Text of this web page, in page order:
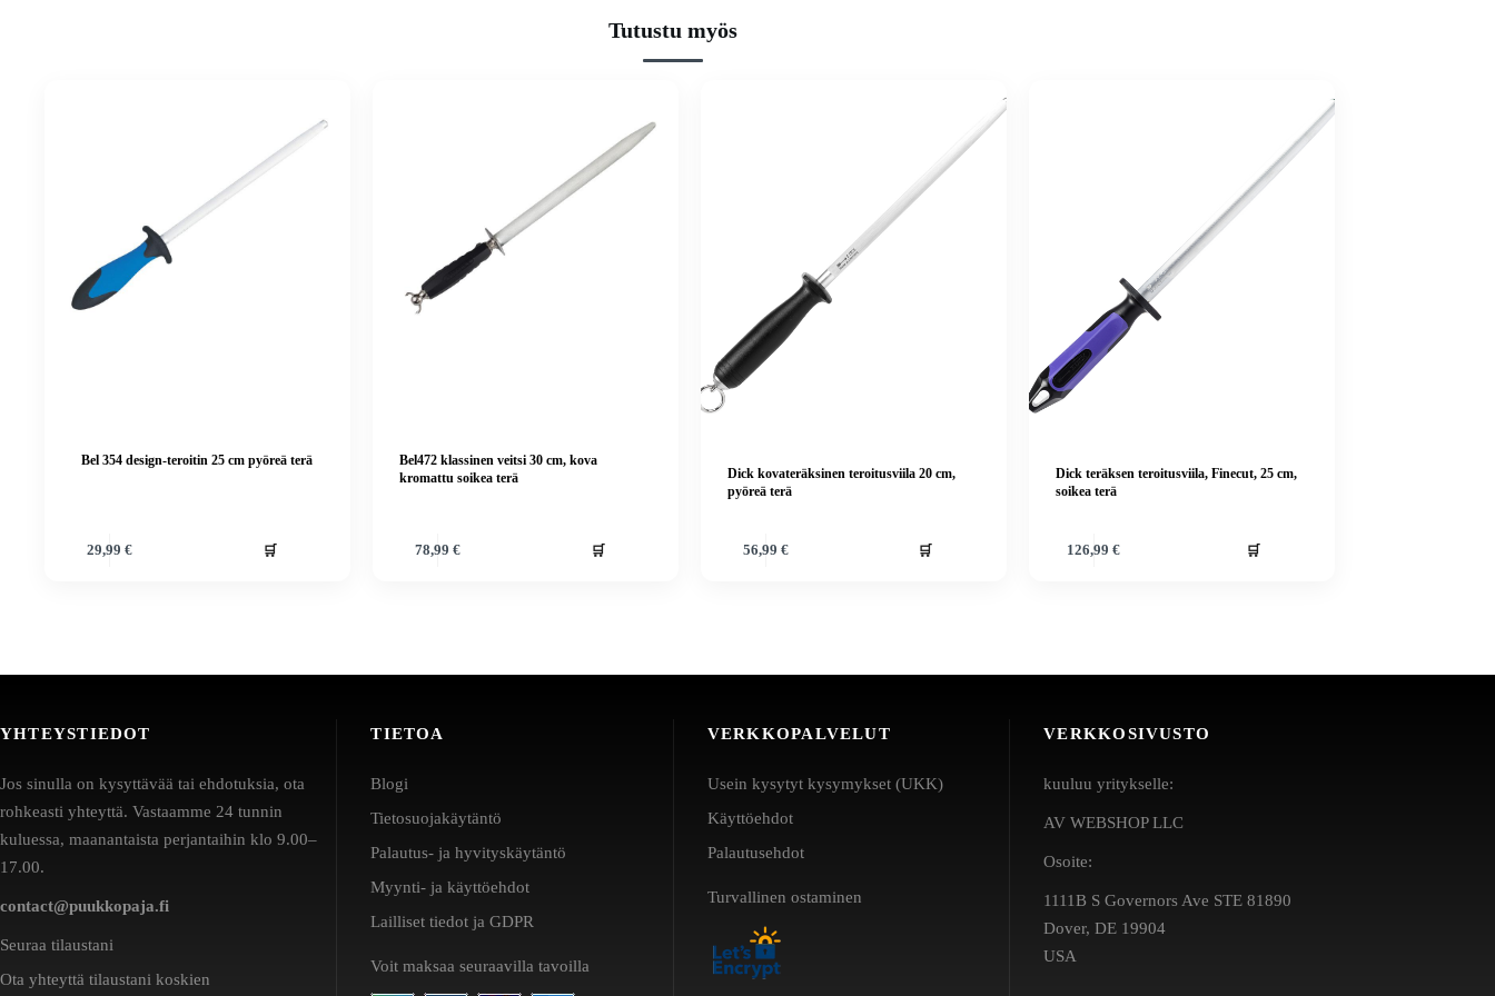
Tutustu myös
Bel 354 design-teroitin 25 cm pyöreä terä
29,99€ 🛒
Bel472 klassinen veitsi 30 cm, kova
kromattu soikea terä
78,99€ 🛒
Dick kovateräksinen teroitusviila 20 cm,
pyöreä terä
56,99 € 🛒
Dick teräksen teroitusviila, Finecut, 25 cm,
soikea terä
126,99€ 🛒
YHTEYSTIEDOT
Jos sinulla on kysyttävää tai ehdotuksia, ota
rohkeasti yhteyttä. Vastaamme 24 tunnin
kuluessa, maanantaista perjantaihin klo 9.00–
17.00.
contact@puukkopaja.fi
Seuraa tilaustani
Ota yhteyttä tilaustani koskien
TIETOA
Blogi
Tietosuojakäytäntö
Palautus- ja hyvityskäytäntö
Myynti- ja käyttöehdot
Lailliset tiedot ja GDPR
Voit maksaa seuraavilla tavoilla
VERKKOPALVELUT
Usein kysytyt kysymykset (UKK)
Käyttöehdot
Palautusehdot
Turvallinen ostaminen
VERKKOSIVUSTO
kuuluu yritykselle:
AV WEBSHOP LLC
Osoite:
1111B S Governors Ave STE 81890
Dover, DE 19904
USA